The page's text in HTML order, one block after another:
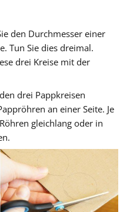
den Durchmesser einer
Tun Sie dies dreimal.
drei Kreise mit der
drei Pappkreisen
an einer Seite. Je
gleichlang oder in